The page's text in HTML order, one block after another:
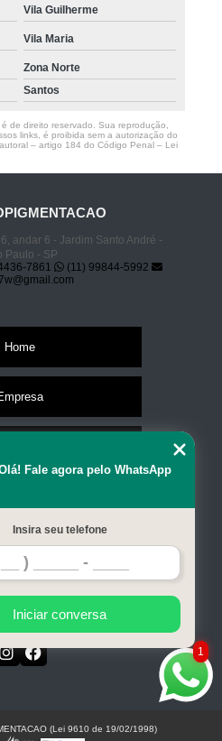
Vila Guilherme
Vila Maria
Zona Norte
Santos
de direito reservado. Sua reprodução,
links, é proibida sem a autorização do
– artigo 184 do Código Penal – Lei
andar 6 - Jardim Santo André -
Paulo - SP
7861
(11) 99844-5992
Home
Contato
do site
1
Fale agora pelo WhatsApp
Insira seu telefone
Iniciar conversa
(Lei 9610 de 19/02/1998)